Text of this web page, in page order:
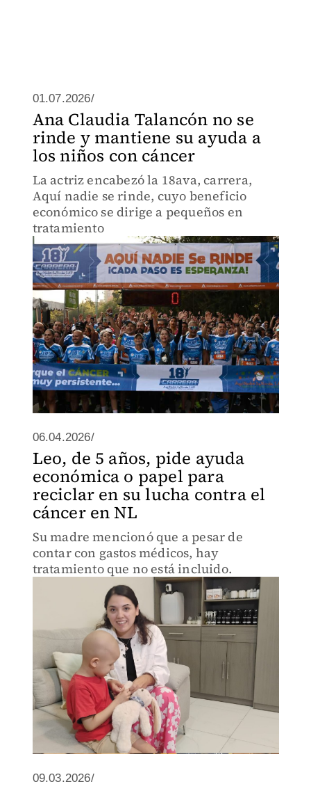
01.07.2026/
Ana Claudia Talancón no se
rinde y mantiene su ayuda a
los niños con cáncer
La actriz encabezó la 18ava, carrera,
Aquí nadie se rinde, cuyo beneficio
económico se dirige a pequeños en
tratamiento
06.04.2026/
Leo, de 5 años, pide ayuda
económica o papel para
reciclar en su lucha contra el
cáncer en NL
Su madre mencionó que a pesar de
contar con gastos médicos, hay
tratamiento que no está incluido.
09.03.2026/